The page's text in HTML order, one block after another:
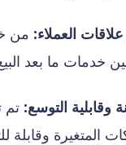
العملاء:
خدمات ما بعد
وقابلية التوسع:
المتغيرة وقابلة